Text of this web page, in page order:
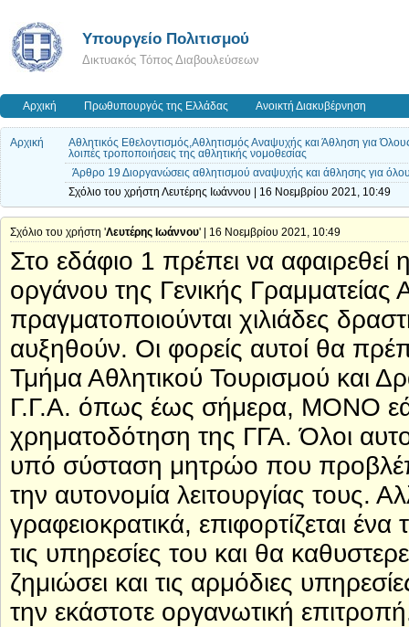
Υπουργείο Πολιτισμού
Δικτυακός Τόπος Διαβουλεύσεων
Αρχική Πρωθυπουργός της Ελλάδας Ανοικτή Διακυβέρνηση
Αρχική
Αθλητικός Εθελοντισμός,Αθλητισμός Αναψυχής και Άθληση για
λοιπές τροποποιήσεις της αθλητικής νομοθεσίας
Άρθρο 19 Διοργανώσεις αθλητισμού αναψυχής και άθλησης για
Σχόλιο του χρήστη Λευτέρης Ιωάννου | 16 Νοεμβρίου 2021, 10:49
Σχόλιο του χρήστη 'Λευτέρης Ιωάννου' | 16 Νοεμβρίου 2021, 10:49
Στο εδάφιο 1 πρέπει να αφαιρεθεί
οργάνου της Γενικής
πραγματοποιούνται χιλιάδες
αυξηθούν. Οι φορείς αυτοί θα
Τμήμα Αθλητικού Τουρισμού και
Γ.Γ.Α. όπως έως σήμερα, ΜΟΝΟ
χρηματοδότηση της ΓΓΑ. Όλοι
υπό σύσταση μητρώο που
την αυτονομία λειτουργίας τους.
γραφειοκρατικά, επιφορτίζεται
τις υπηρεσίες του και θα
ζημιώσει και τις αρμόδιες
την εκάστοτε οργανωτική